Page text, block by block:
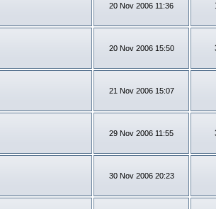
20 Nov 2006 11:36
20 Nov 2006 15:50
21 Nov 2006 15:07
29 Nov 2006 11:55
30 Nov 2006 20:23